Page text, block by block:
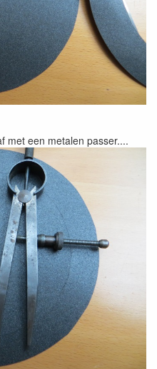
met een metalen passer....